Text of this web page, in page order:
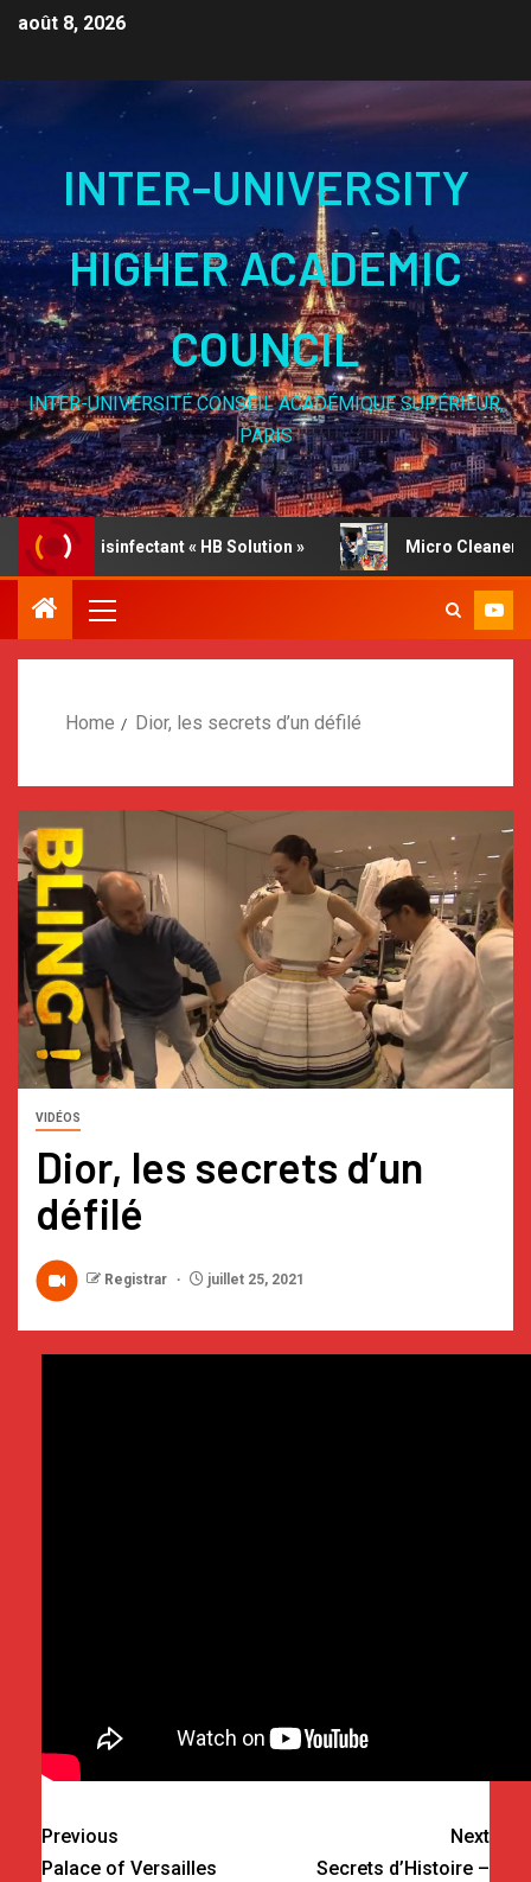
août 8, 2026
INTER-UNIVERSITY
HIGHER ACADEMIC
COUNCIL
INTER-UNIVERSITÉ CONSEIL ACADÉMIQUE SUPÉRIEUR,
PARIS
disinfectant « HB Solution » Micro Cleaner, report
Home Dior, les secrets d’un défilé
VIDÉOS
Dior, les secrets d’un
défilé
Registrar juillet 25, 2021
Previous
Palace of Versailles
Next
Secrets d’Histoire –